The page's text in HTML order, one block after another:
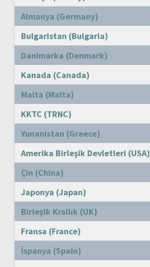
Almanya (Germany)
Bulgaristan (Bulgaria)
Danimarka (Denmark)
Kanada (Canada)
Malta (Malta)
KKTC (TRNC)
Yunanistan (Greece)
Amerika Birleşik Devletleri (USA)
Çin (China)
Japonya (Japan)
Birleşik Krallık (UK)
Fransa (France)
İspanya (Spain)